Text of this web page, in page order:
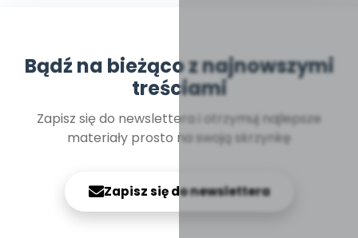
Bądź na bieżąco z najnowszymi
treściami
Zapisz się do newslettera i otrzymuj najlepsze
materiały prosto na swoją skrzynkę
Zapisz się do newslettera